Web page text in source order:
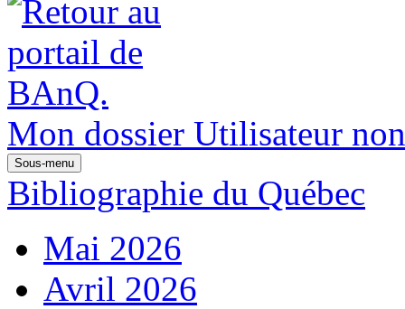
Mon dossier Utilisateur
Sous-menu
Bibliographie du Québec
Mai 2026
Avril 2026